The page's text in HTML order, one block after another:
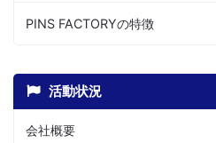
PINS FACTORYの特徴
活動状況
会社概要